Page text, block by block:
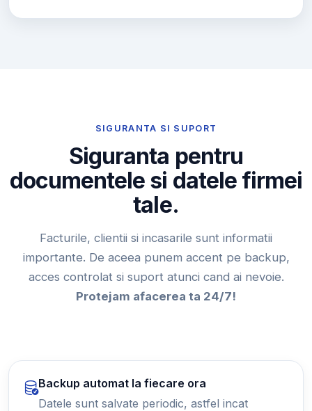
SIGURANTA SI SUPORT
Siguranta pentru
documentele si datele firmei
tale.
Facturile, clientii si incasarile sunt informatii
importante. De aceea punem accent pe backup,
acces controlat si suport atunci cand ai nevoie.
Protejam afacerea ta 24/7!
Backup automat la fiecare ora
Datele sunt salvate periodic, astfel incat